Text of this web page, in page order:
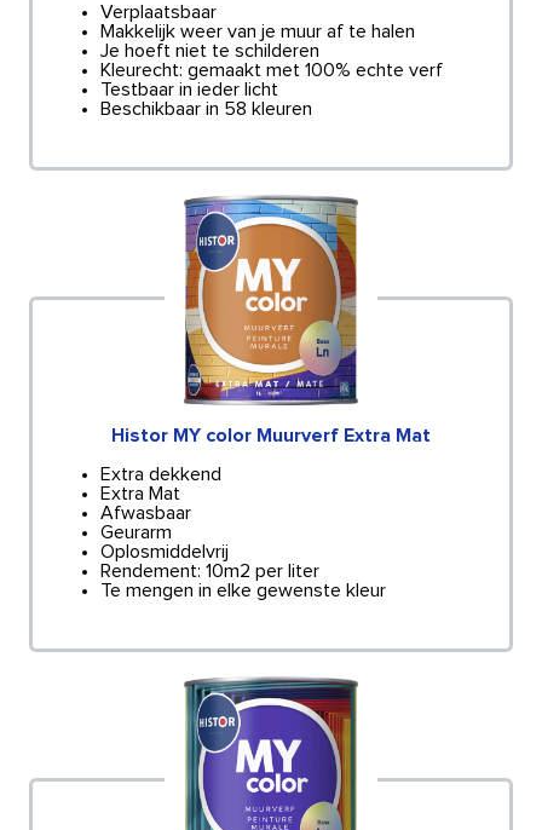
Verplaatsbaar
Makkelijk weer van je muur af te halen
Je hoeft niet te schilderen
Kleurecht: gemaakt met 100% echte verf
Testbaar in ieder licht
Beschikbaar in 58 kleuren
Histor MY color Muurverf Extra Mat
Extra dekkend
Extra Mat
Afwasbaar
Geurarm
Oplosmiddelvrij
Rendement: 10m2 per liter
Te mengen in elke gewenste kleur